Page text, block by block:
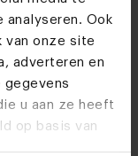
analyseren. Ook
van onze site
adverteren en
gegevens
u aan ze heeft
op basis van